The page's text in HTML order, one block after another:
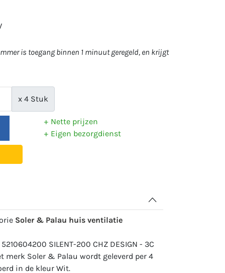
is toegang binnen 1 minuut geregeld, en krijgt
x 4 Stuk
Nette prijzen
Eigen bezorgdienst
Soler & Palau huis ventilatie
SILENT-200 CHZ DESIGN - 3C
merk Soler & Palau wordt geleverd per 4
in de kleur Wit.